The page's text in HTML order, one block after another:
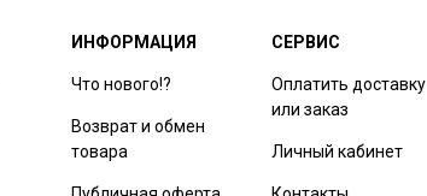
ИНФОРМАЦИЯ
Что нового!?
Возврат и обмен
товара
СЕРВИС
Оплатить доставку
или заказ
Личный кабинет